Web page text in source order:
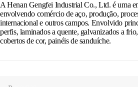
A Henan Gengfei Industrial Co., Ltd. é uma
envolvendo comércio de aço, produção,
internacional e outros campos. Envolvido
perfis, laminados a quente, galvanizados a
cobertos de cor, painéis de sanduíche.